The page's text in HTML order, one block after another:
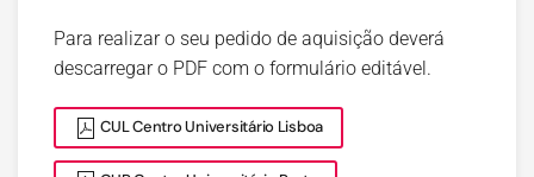
Para realizar o seu pedido de aquisição deverá
descarregar o PDF com o formulário editável.
CUL Centro Universitário Lisboa